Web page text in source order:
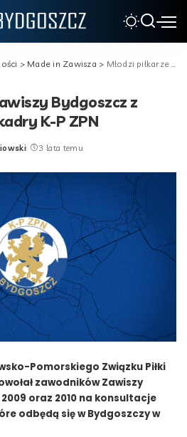
> Made in Zawisza > Młodzi piłkarze Zawiszy Bydgoszcz z powołaniami do kadry K-P ZPN
Bydgoszcz z
K-P ZPN
3 lata temu
Pomorskiego Związku Piłki
zawodników Zawiszy
oraz 2010 na konsultacje
odbędą się w Bydgoszczy w